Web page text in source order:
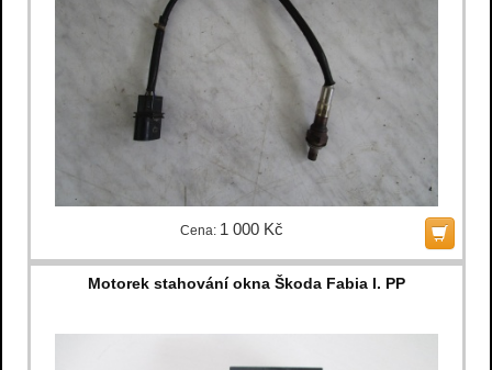
Cena: 1 000 Kč
Motorek stahování okna Škoda Fabia I. PP